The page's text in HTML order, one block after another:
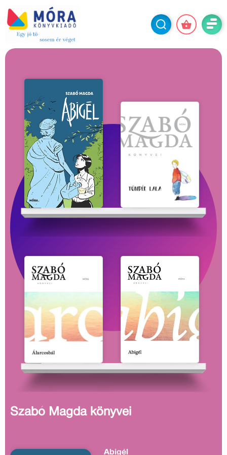
Szabó Magda könyvei
Abigél